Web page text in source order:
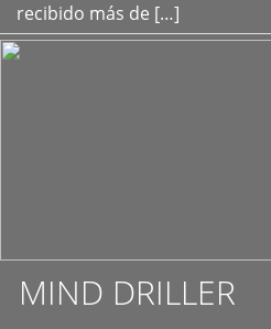
recibido más de […]
MIND DRILLER